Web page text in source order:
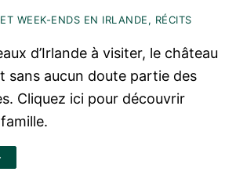
WEEK-ENDS EN IRLANDE, RÉCITS
d’Irlande à visiter, le château
sans aucun doute partie des
Cliquez ici pour découvrir